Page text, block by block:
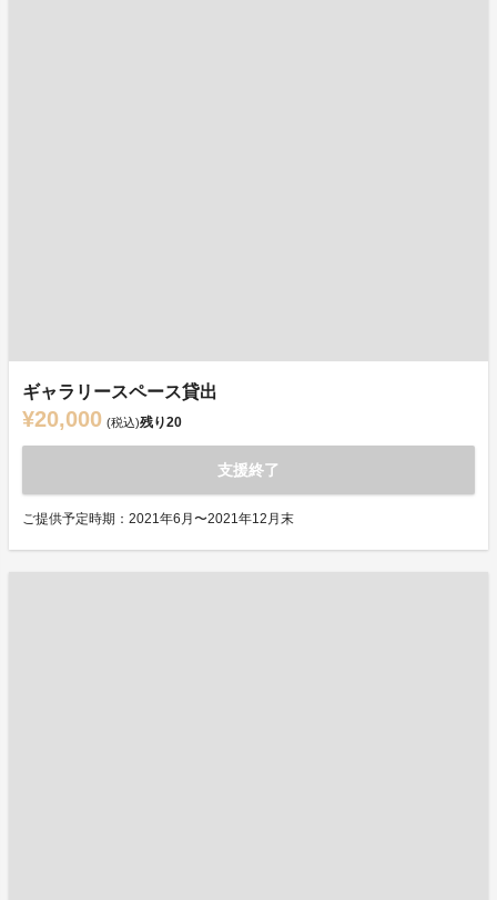
ギャラリースペース貸出
¥20,000 (税込)残り20
支援終了
ご提供予定時期：2021年6月〜2021年12月末